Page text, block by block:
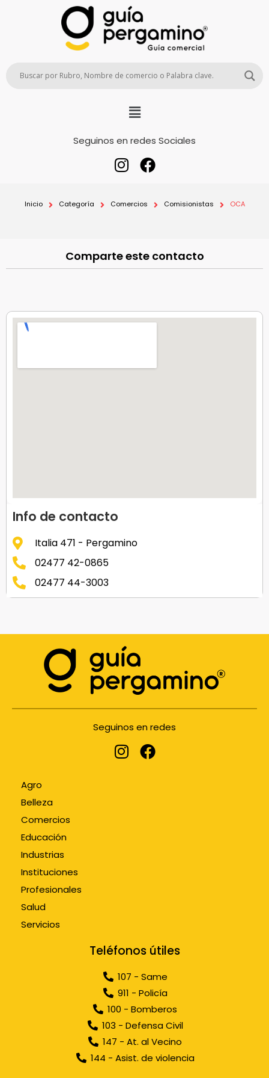
Seguinos en redes Sociales
Inicio Categoría Comercios Comisionistas OCA
Comparte este contacto
Info de contacto
Italia 471 - Pergamino
02477 42-0865
02477 44-3003
Seguinos en redes
Agro
Belleza
Comercios
Educación
Industrias
Instituciones
Profesionales
Salud
Servicios
Teléfonos útiles
107 - Same
911 - Policía
100 - Bomberos
103 - Defensa Civil
147 - At. al Vecino
144 - Asist. de violencia